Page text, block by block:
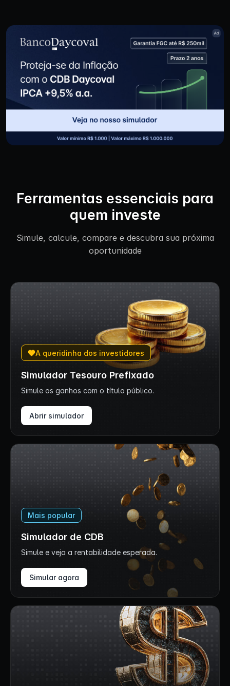
Ferramentas essenciais para
quem investe
Simule, calcule, compare e descubra sua próxima
oportunidade
A queridinha dos investidores
Simulador Tesouro Prefixado
Simule os ganhos com o título público.
Abrir simulador
Mais popular
Simulador de CDB
Simule e veja a rentabilidade esperada.
Simular agora